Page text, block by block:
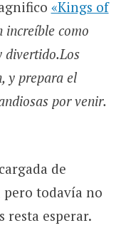
«Kings of
increíble como
divertido.Los
y prepara el
por venir.
de
todavía no
resta esperar.